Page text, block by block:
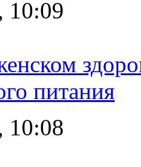
10:09
питания
10:08